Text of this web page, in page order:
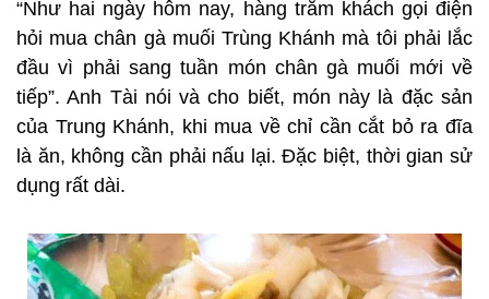
“Như hai ngày hôm nay, hàng trăm khách gọi điện
hỏi mua chân gà muối Trùng Khánh mà tôi phải lắc
đầu vì phải sang tuần món chân gà muối mới về
tiếp”. Anh Tài nói và cho biết, món này là đặc sản
của Trung Khánh, khi mua về chỉ cần cắt bỏ ra đĩa
là ăn, không cần phải nấu lại. Đặc biệt, thời gian sử
dụng rất dài.